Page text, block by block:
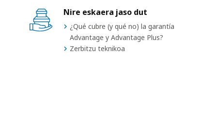
Nire eskaera jaso dut
¿Qué cubre (y qué no) la garantía
Advantage y Advantage Plus?
Zerbitzu teknikoa